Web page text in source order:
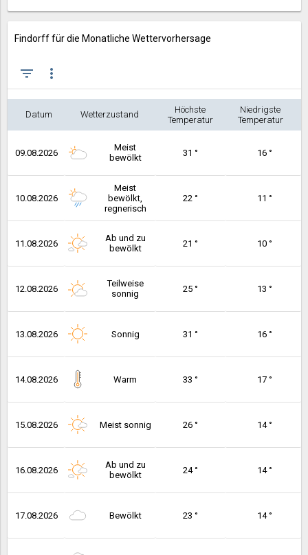
Findorff für die Monatliche Wettervorhersage
filter_list more_vert
Datum Wetterzustand
Höchste
Temperatur
Niedrigste
Temperatur
09.08.2026
Meist
bewölkt
31 ° 16 °
10.08.2026
Meist
bewölkt,
regnerisch
22 ° 11 °
11.08.2026
Ab und zu
bewölkt
21 ° 10 °
12.08.2026
Teilweise
sonnig
25 ° 13 °
13.08.2026 Sonnig 31 ° 16 °
14.08.2026 Warm 33 ° 17 °
15.08.2026 Meist sonnig 26 ° 14 °
16.08.2026
Ab und zu
bewölkt
24 ° 14 °
17.08.2026 Bewölkt 23 ° 14 °